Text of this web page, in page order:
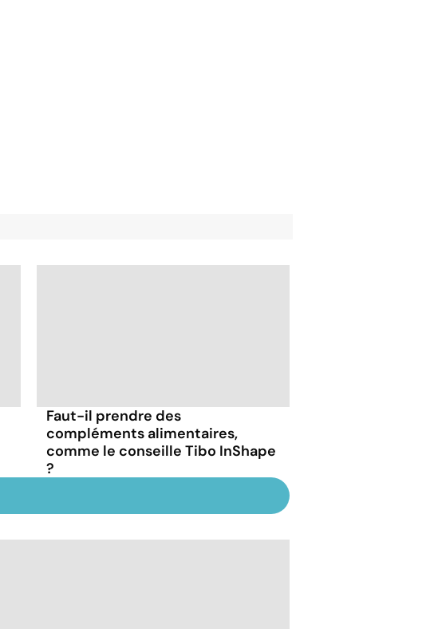
Faut-il prendre des
compléments alimentaires,
comme le conseille Tibo InShape
?